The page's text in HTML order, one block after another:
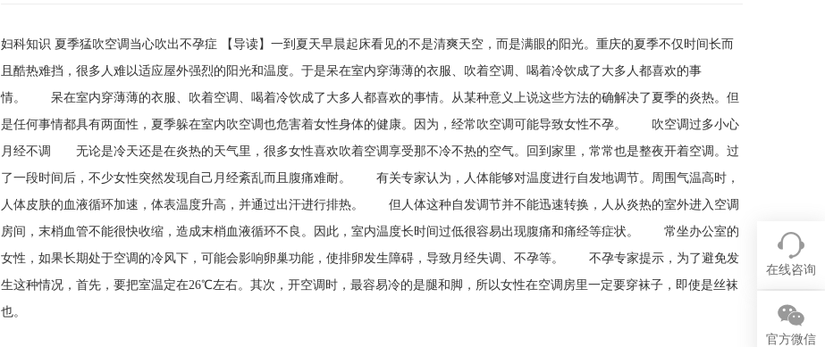
妇科知识 夏季猛吹空调当心吹出不孕症 【导读】一到夏天早晨起床看见的不是清爽天空，而是满眼的阳光。重庆的夏季不仅时间长而
且酷热难挡，很多人难以适应屋外强烈的阳光和温度。于是呆在室内穿薄薄的衣服、吹着空调、喝着冷饮成了大多人都喜欢的事
情。 呆在室内穿薄薄的衣服、吹着空调、喝着冷饮成了大多人都喜欢的事情。从某种意义上说这些方法的确解决了夏季的炎热。但
是任何事情都具有两面性，夏季躲在室内吹空调也危害着女性身体的健康。因为，经常吹空调可能导致女性不孕。 吹空调过多小心
月经不调 无论是冷天还是在炎热的天气里，很多女性喜欢吹着空调享受那不冷不热的空气。回到家里，常常也是整夜开着空调。过
了一段时间后，不少女性突然发现自己月经紊乱而且腹痛难耐。 有关专家认为，人体能够对温度进行自发地调节。周围气温高时，
人体皮肤的血液循环加速，体表温度升高，并通过出汗进行排热。 但人体这种自发调节并不能迅速转换，人从炎热的室外进入空调
房间，末梢血管不能很快收缩，造成末梢血液循环不良。因此，室内温度长时间过低很容易出现腹痛和痛经等症状。 常坐办公室的
女性，如果长期处于空调的冷风下，可能会影响卵巢功能，使排卵发生障碍，导致月经失调、不孕等。 不孕专家提示，为了避免发
生这种情况，首先，要把室温定在26℃左右。其次，开空调时，最容易冷的是腿和脚，所以女性在空调房里一定要穿袜子，即使是丝袜
也。
在线咨询
官方微信